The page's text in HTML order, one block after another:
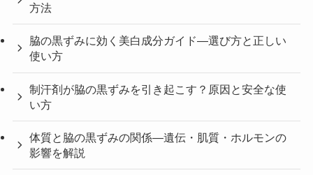
方法
脇の黒ずみに効く美白成分ガイド—選び方と正しい
使い方
制汗剤が脇の黒ずみを引き起こす？原因と安全な使
い方
体質と脇の黒ずみの関係—遺伝・肌質・ホルモンの
影響を解説